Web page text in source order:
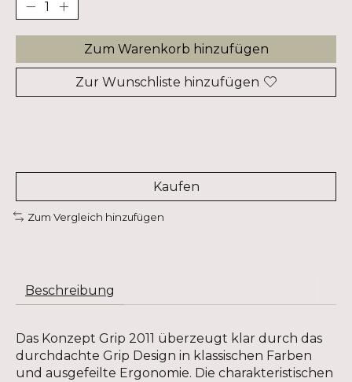
Zum Warenkorb hinzufügen
Zur Wunschliste hinzufügen
Kaufen
Zum Vergleich hinzufügen
Beschreibung
Das Konzept Grip 2011 überzeugt klar durch das
durchdachte Grip Design in klassischen Farben
und ausgefeilte Ergonomie. Die charakteristischen